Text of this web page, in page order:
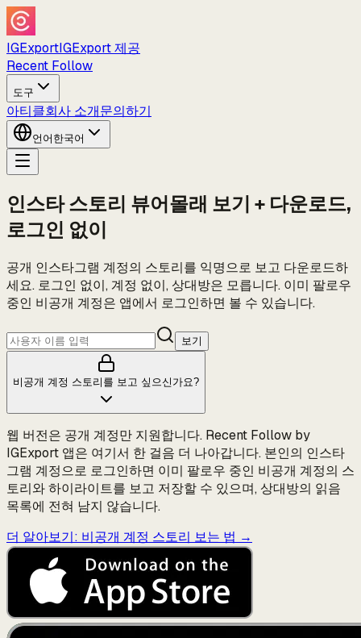
IGExportIGExport 제공
Recent Follow
도구
아티클회사 소개문의하기
언어 한국어
인스타 스토리 뷰어몰래 보기 + 다운로드,
로그인 없이
공개 인스타그램 계정의 스토리를 익명으로 보고 다운로드하
세요. 로그인 없이, 계정 없이, 상대방은 모릅니다. 이미 팔로우
중인 비공개 계정은 앱에서 로그인하면 볼 수 있습니다.
보기
비공개 계정 스토리를 보고 싶으신가요?
웹 버전은 공개 계정만 지원합니다. Recent Follow by
IGExport 앱은 여기서 한 걸음 더 나아갑니다. 본인의 인스타
그램 계정으로 로그인하면 이미 팔로우 중인 비공개 계정의 스
토리와 하이라이트를 보고 저장할 수 있으며, 상대방의 읽음
목록에 전혀 남지 않습니다.
더 알아보기: 비공개 계정 스토리 보는 법 →